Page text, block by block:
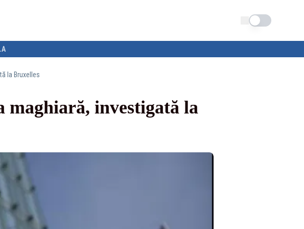
Schimba tema
la Bruxelles
maghiară, investigată la